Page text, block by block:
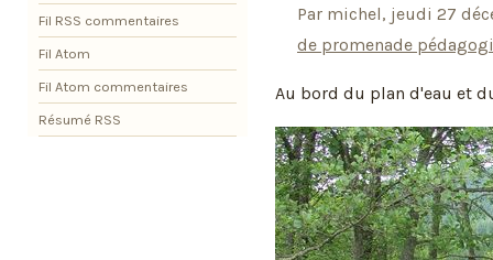
Par michel, jeudi 27
de promenade
Au bord du plan d'eau et
Fil RSS commentaires
Fil Atom
Fil Atom commentaires
Résumé RSS